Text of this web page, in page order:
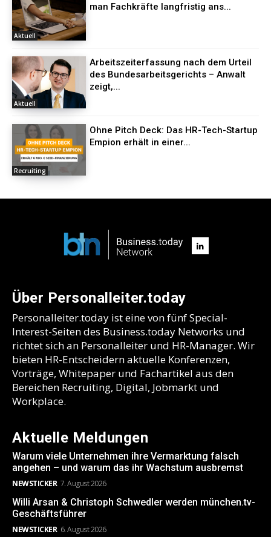
Aktuell
man Fachkräfte langfristig ans...
Aktuell
Arbeitszeiterfassung nach dem Urteil
des Bundesarbeitsgerichts – Anwalt
zeigt,...
Recruiting
Ohne Pitch Deck: Das HR-Tech-Startup
Empion erhält in einer...
Über Personalleiter.today
Personalleiter.today ist eine von fünf Special-
Interest-Seiten des Business.today Networks und
richtet sich an Personalleiter und HR-Manager. Wir
bieten HR-Entscheidern aktuelle Konferenzen,
Vorträge, Whitepaper und Fachartikel aus den
Bereichen Recruiting, Digital, Jobmarkt und
Workplace.
Aktuelle Meldungen
Warum viele Unternehmen ihre Vermarktung falsch
angehen – und warum das ihr Wachstum ausbremst
NEWSTICKER 7. August 2026
Willi Arsan & Christoph Schwedler werden münchen.tv-
Geschäftsführer
NEWSTICKER 6. August 2026